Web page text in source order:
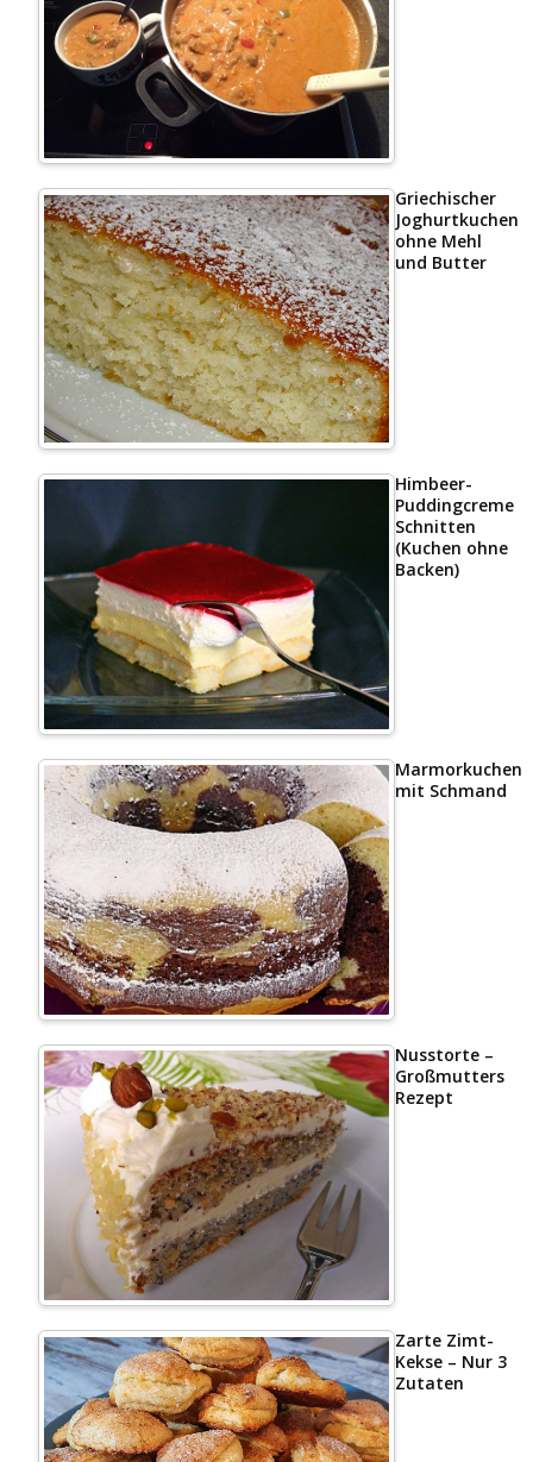
Griechischer
Joghurtkuchen
ohne Mehl
und Butter
Himbeer-
Puddingcreme
Schnitten
(Kuchen ohne
Backen)
Marmorkuchen
mit Schmand
Nusstorte –
Großmutters
Rezept
Zarte Zimt-
Kekse – Nur 3
Zutaten